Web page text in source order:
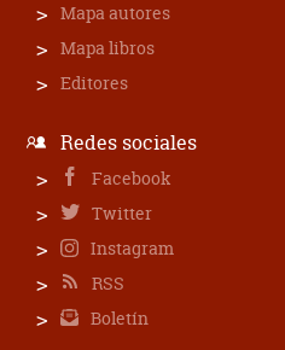
Mapa autores
Mapa libros
Editores
Redes sociales
Facebook
Twitter
Instagram
RSS
Boletín